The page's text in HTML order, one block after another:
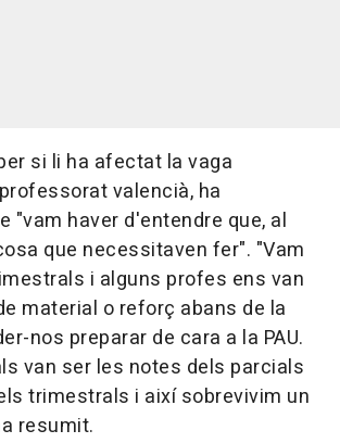
si li ha afectat la vaga
valencià, ha
"vam haver d'entendre que, al
que necessitaven fer". "Vam
i alguns profes ens van
material o reforç abans de la
nos preparar de cara a la PAU.
van ser les notes dels parcials
trimestrals i així sobrevivim un
resumit.